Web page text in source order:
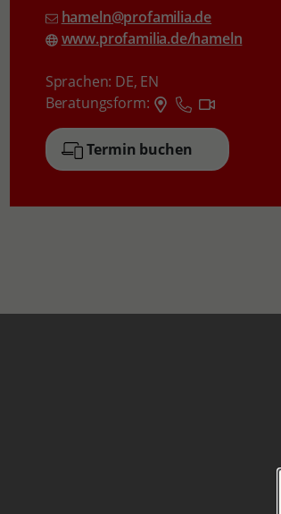
hameln@profamilia.de
www.profamilia.de/hameln
Sprachen: DE, EN
Beratungsform:
Termin buchen